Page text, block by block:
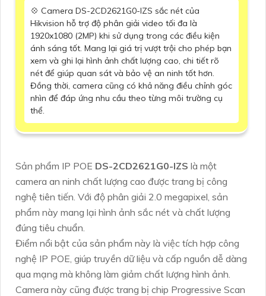
💠 Camera DS-2CD2621G0-IZS sắc nét của
Hikvision hỗ trợ độ phân giải video tối đa là
1920x1080 (2MP) khi sử dụng trong các điều kiện
ánh sáng tốt. Mang lại giá trị vượt trội cho phép bạn
xem và ghi lại hình ảnh chất lượng cao, chi tiết rõ
nét để giúp quan sát và bảo vệ an ninh tốt hơn.
Đồng thời, camera cũng có khả năng điều chỉnh góc
nhìn để đáp ứng nhu cầu theo từng môi trường cụ
thể.
Sản phẩm IP POE DS-2CD2621G0-IZS là một
camera an ninh chất lượng cao được trang bị công
nghệ tiên tiến. Với độ phân giải 2.0 megapixel, sản
phẩm này mang lại hình ảnh sắc nét và chất lượng
đúng tiêu chuẩn.
Điểm nổi bật của sản phẩm này là việc tích hợp công
nghệ IP POE, giúp truyền dữ liệu và cấp nguồn dễ dàng
qua mạng mà không làm giảm chất lượng hình ảnh.
Camera này cũng được trang bị chip Progressive Scan